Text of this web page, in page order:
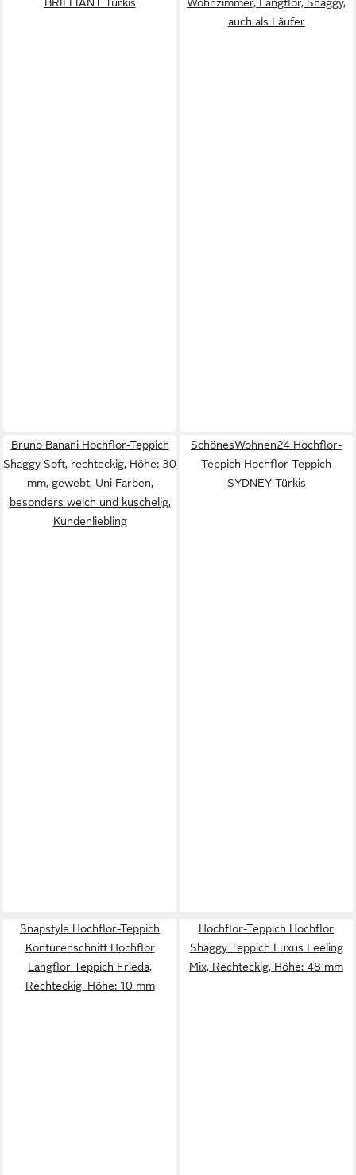
auch als Läufer
Bruno Banani Hochflor-Teppich
Shaggy Soft, rechteckig, Höhe: 30
mm, gewebt, Uni Farben,
besonders weich und kuschelig,
Kundenliebling
SchönesWohnen24 Hochflor-
Teppich Hochflor Teppich
SYDNEY Türkis
Snapstyle Hochflor-Teppich
Konturenschnitt Hochflor
Langflor Teppich Frieda,
Rechteckig, Höhe: 10 mm
Hochflor-Teppich Hochflor
Shaggy Teppich Luxus Feeling
Mix, Rechteckig, Höhe: 48 mm